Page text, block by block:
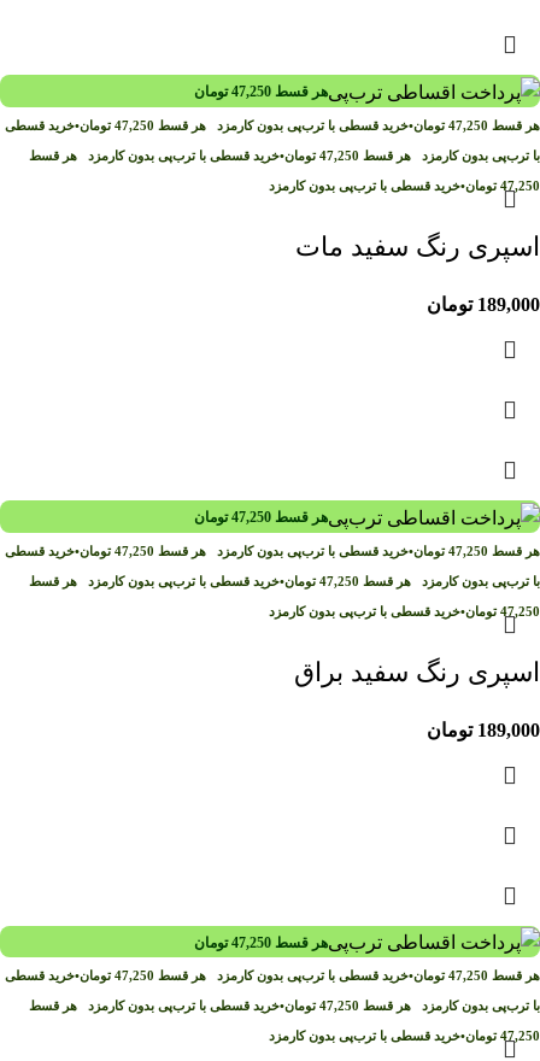
هر قسط 47,250 تومان
هر قسط 47,250 تومان•خرید قسطی با ترب‌پی بدون کارمزد هر قسط 47,250 تومان•خرید قسطی
با ترب‌پی بدون کارمزد هر قسط 47,250 تومان•خرید قسطی با ترب‌پی بدون کارمزد هر قسط
47,250 تومان•خرید قسطی با ترب‌پی بدون کارمزد
اسپری رنگ سفید مات
189,000 تومان
هر قسط 47,250 تومان
هر قسط 47,250 تومان•خرید قسطی با ترب‌پی بدون کارمزد هر قسط 47,250 تومان•خرید قسطی
با ترب‌پی بدون کارمزد هر قسط 47,250 تومان•خرید قسطی با ترب‌پی بدون کارمزد هر قسط
47,250 تومان•خرید قسطی با ترب‌پی بدون کارمزد
اسپری رنگ سفید براق
189,000 تومان
هر قسط 47,250 تومان
هر قسط 47,250 تومان•خرید قسطی با ترب‌پی بدون کارمزد هر قسط 47,250 تومان•خرید قسطی
با ترب‌پی بدون کارمزد هر قسط 47,250 تومان•خرید قسطی با ترب‌پی بدون کارمزد هر قسط
47,250 تومان•خرید قسطی با ترب‌پی بدون کارمزد